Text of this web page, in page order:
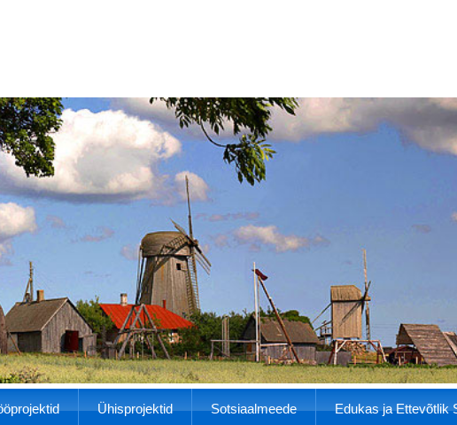
Ühisprojektid Sotsiaalmeede Edukas ja Ettevõtlik